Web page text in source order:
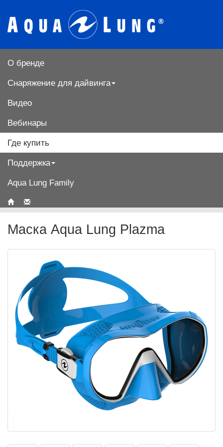
О бренде
Снаряжение для дайвинга
Видео
Вебинары
Где купить
Поддержка
Aqua Lung Family
Маска Aqua Lung Plazma